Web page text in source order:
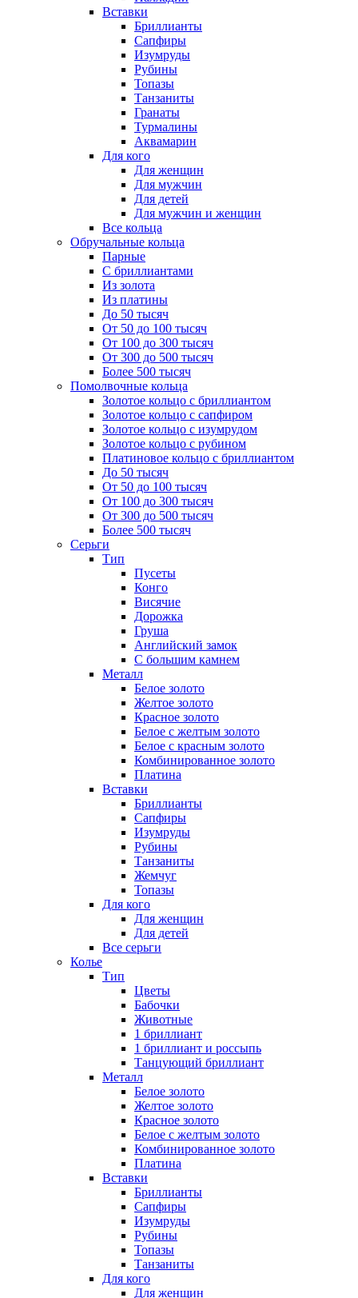
Вставки
Бриллианты
Сапфиры
Изумруды
Рубины
Топазы
Танзаниты
Гранаты
Турмалины
Аквамарин
Для кого
Для женщин
Для мужчин
Для детей
Для мужчин и женщин
Все кольца
Обручальные кольца
Парные
С бриллиантами
Из золота
Из платины
До 50 тысяч
От 50 до 100 тысяч
От 100 до 300 тысяч
От 300 до 500 тысяч
Более 500 тысяч
Помолвочные кольца
Золотое кольцо с бриллиантом
Золотое кольцо с сапфиром
Золотое кольцо с изумрудом
Золотое кольцо с рубином
Платиновое кольцо с бриллиантом
До 50 тысяч
От 50 до 100 тысяч
От 100 до 300 тысяч
От 300 до 500 тысяч
Более 500 тысяч
Серьги
Тип
Пусеты
Конго
Висячие
Дорожка
Груша
Английский замок
С большим камнем
Металл
Белое золото
Желтое золото
Красное золото
Белое с желтым золото
Белое с красным золото
Комбинированное золото
Платина
Вставки
Бриллианты
Сапфиры
Изумруды
Рубины
Танзаниты
Жемчуг
Топазы
Для кого
Для женщин
Для детей
Все серьги
Колье
Тип
Цветы
Бабочки
Животные
1 бриллиант
1 бриллиант и россыпь
Танцующий бриллиант
Металл
Белое золото
Желтое золото
Красное золото
Белое с желтым золото
Комбинированное золото
Платина
Вставки
Бриллианты
Сапфиры
Изумруды
Рубины
Топазы
Танзаниты
Для кого
Для женщин